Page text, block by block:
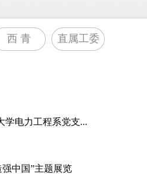
西 青 直属工委
学电力工程系党支...
中国”主题展览